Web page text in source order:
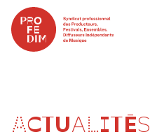
ACTUALITÉS